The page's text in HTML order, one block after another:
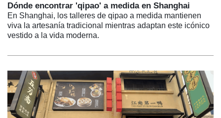
Dónde encontrar 'qipao' a medida en Shanghai
En Shanghai, los talleres de qipao a medida mantienen
viva la artesanía tradicional mientras adaptan este icónico
vestido a la vida moderna.